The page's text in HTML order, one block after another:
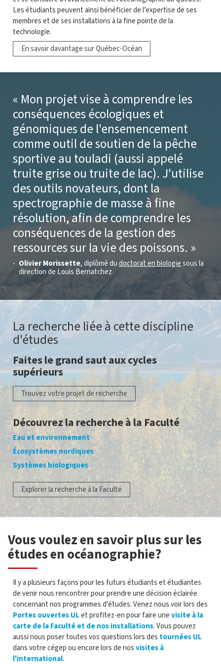
Les étudiants peuvent ainsi bénéficier de l’expertise de ses
membres et de ses installations à la fine pointe de la
technologie.
En savoir davantage sur Québec-Océan
Mon projet vise à comprendre les
conséquences écologiques et
génomiques de l'ensemencement
comme outil de soutien de la pêche
sportive au touladi (aussi appelé
truite grise ou truite de lac). J'utilise
des outils novateurs, dont la
spectrographie de masse à fine
résolution, afin de comprendre les
conséquences de la gestion des
ressources sur la vie des poissons.
Olivier Morissette, diplômé du doctorat en biologie sous la
direction de Louis Bernatchez
La recherche liée à cette discipline
d'études
Faites le grand saut aux cycles
supérieurs
Trouvez votre projet de recherche
Découvrez la recherche à la Faculté
Eau et environnement
Écosystèmes nordiques
Systèmes biologiques
Explorer la recherche à la Faculté
Vous voulez en savoir plus sur les
études en océanographie?
Il y a plusieurs façons pour les futurs étudiants et étudiantes
de venir nous rencontrer pour prendre une décision éclairée
concernant nos programmes d'études. Venez nous voir lors des
Portes ouvertes UL et profitez-en pour faire une visite à la
carte de la Faculté et de nos installations. Vous pouvez
aussi nous poser toutes vos questions lors des tournées UL
dans votre cégep ou encore lors de nos visites à
l'international.